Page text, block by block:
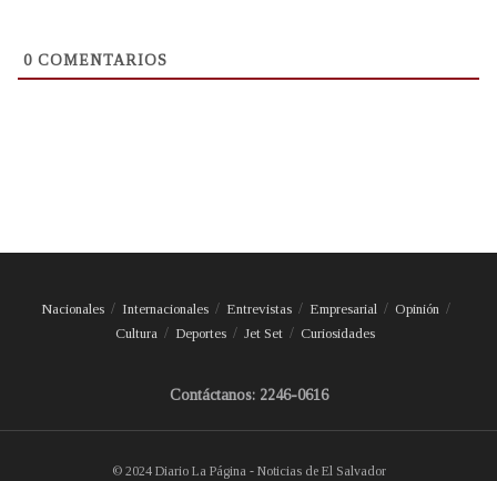
0 COMENTARIOS
Nacionales Internacionales Entrevistas Empresarial
Opinión
Cultura
Deportes Jet Set Curiosidades
Contáctanos: 2246-0616
© 2024 Diario La Página - Noticias de El Salvador